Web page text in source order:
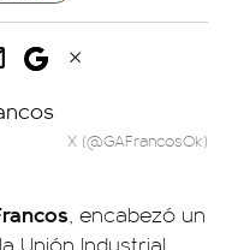
X (@GAFrancosOk)
, encabezó un
Unión Industrial